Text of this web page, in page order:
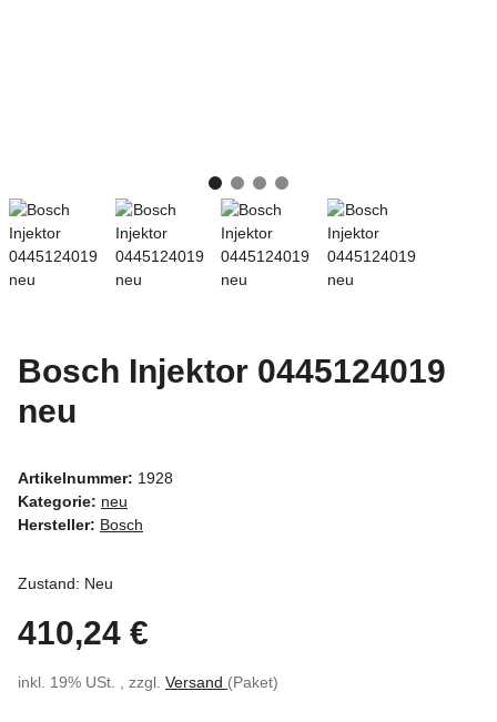
Bosch Injektor 0445124019
neu
Artikelnummer: 1928
Kategorie: neu
Hersteller: Bosch
Zustand: Neu
410,24 €
inkl. 19% USt. , zzgl. Versand (Paket)